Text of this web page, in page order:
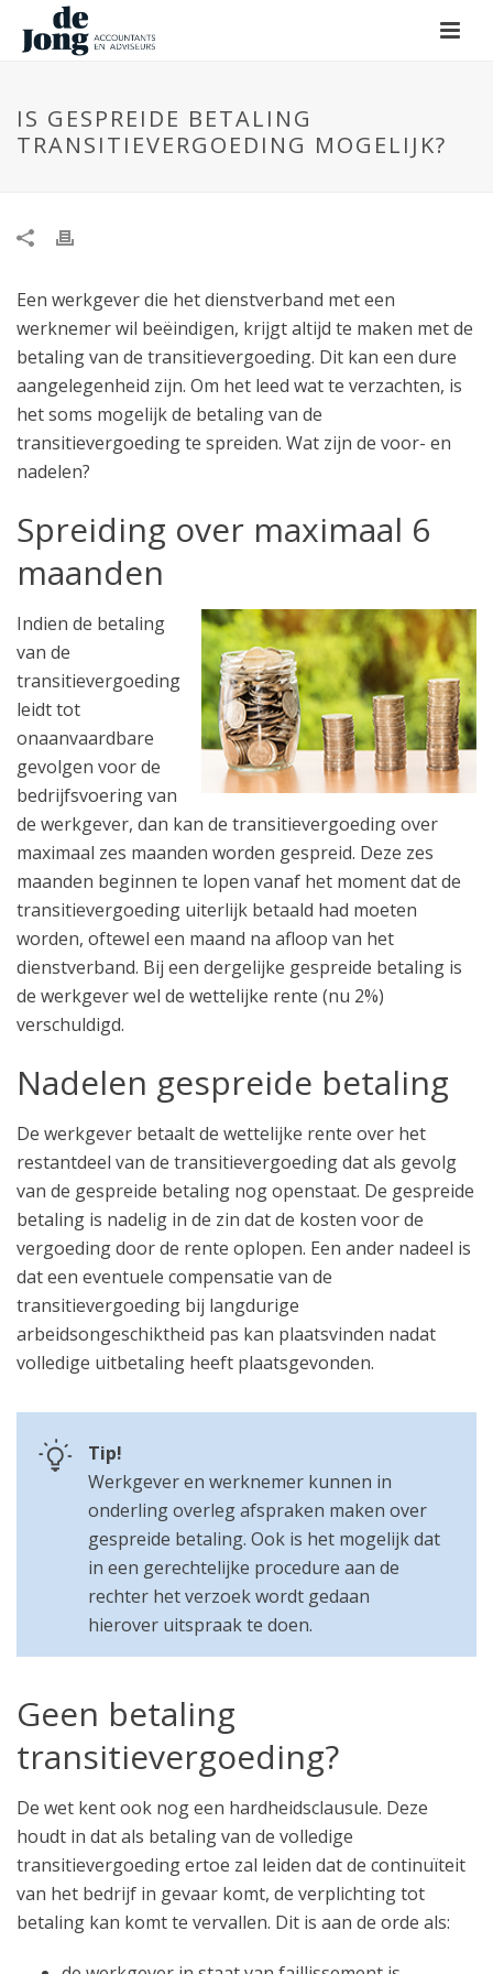
IS GESPREIDE BETALING
TRANSITIEVERGOEDING MOGELIJK?
Een werkgever die het dienstverband met een
werknemer wil beëindigen, krijgt altijd te maken met de
betaling van de transitievergoeding. Dit kan een dure
aangelegenheid zijn. Om het leed wat te verzachten, is
het soms mogelijk de betaling van de
transitievergoeding te spreiden. Wat zijn de voor- en
nadelen?
Spreiding over maximaal 6
maanden
Indien de betaling
van de
transitievergoeding
leidt tot
onaanvaardbare
gevolgen voor de
bedrijfsvoering van
de werkgever, dan kan de transitievergoeding over
maximaal zes maanden worden gespreid. Deze zes
maanden beginnen te lopen vanaf het moment dat de
transitievergoeding uiterlijk betaald had moeten
worden, oftewel een maand na afloop van het
dienstverband. Bij een dergelijke gespreide betaling is
de werkgever wel de wettelijke rente (nu 2%)
verschuldigd.
Nadelen gespreide betaling
De werkgever betaalt de wettelijke rente over het
restantdeel van de transitievergoeding dat als gevolg
van de gespreide betaling nog openstaat. De gespreide
betaling is nadelig in de zin dat de kosten voor de
vergoeding door de rente oplopen. Een ander nadeel is
dat een eventuele compensatie van de
transitievergoeding bij langdurige
arbeidsongeschiktheid pas kan plaatsvinden nadat
volledige uitbetaling heeft plaatsgevonden.
Tip!
Werkgever en werknemer kunnen in
onderling overleg afspraken maken over
gespreide betaling. Ook is het mogelijk dat
in een gerechtelijke procedure aan de
rechter het verzoek wordt gedaan
hierover uitspraak te doen.
Geen betaling
transitievergoeding?
De wet kent ook nog een hardheidsclausule. Deze
houdt in dat als betaling van de volledige
transitievergoeding ertoe zal leiden dat de continuïteit
van het bedrijf in gevaar komt, de verplichting tot
betaling kan komt te vervallen. Dit is aan de orde als: